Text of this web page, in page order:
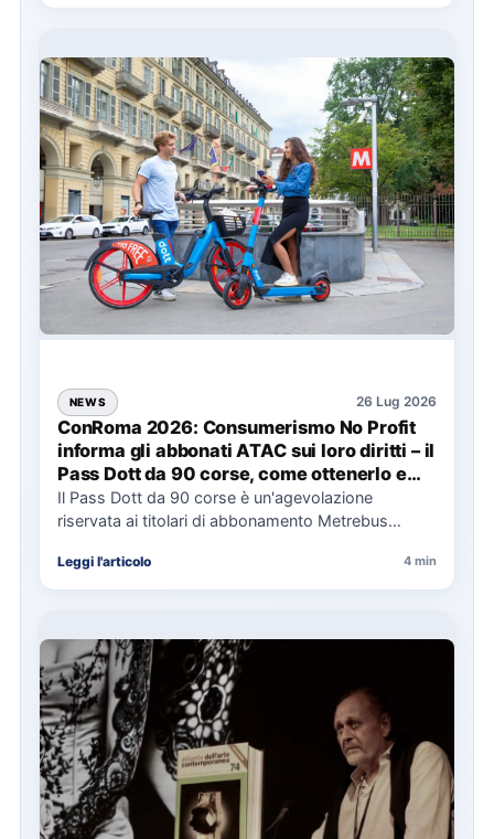
NEWS 26 Lug 2026
ConRoma 2026: Consumerismo No Profit
informa gli abbonati ATAC sui loro diritti – il
Pass Dott da 90 corse, come ottenerlo e
cosa spetta in caso di disservizi
Il Pass Dott da 90 corse è un'agevolazione
riservata ai titolari di abbonamento Metrebus
Leggi l'articolo 4 min